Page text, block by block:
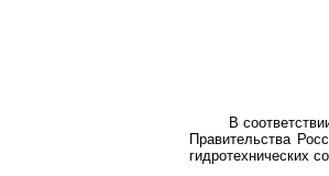
В
Правительства
гидротехнических